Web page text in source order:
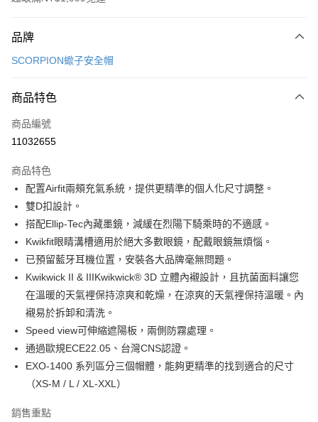
信用卡一次付款
3 期 0 利率 每期
合作金庫商業銀行
上海商業儲蓄銀行
臺灣中小企業銀行
匯豐（台灣）商業銀行
華泰商業銀行
聯邦商業銀行
元大商業銀行
永豐商業銀行
玉山商業銀行
星展（台灣）商業銀行
台灣樂天信用卡公司
超商取貨付款
LINE Pay
Apple Pay
街口支付
悠遊付
Google Pay
全盈+PAY
大哥付你分期
【大哥付你分期使用說明】
1.本服務由台灣大哥大提供，台灣大哥大用戶可立即使用無須另外申請。
2.付款方式選擇「大哥付你分期」，訂單成立後會自動跳轉到大哥付的交易
流程，驗證手機門號後，選擇欲分期的期數、繳款截止日，確認付款後即完
成交易。
4.訂單成立30分鐘內，如未前往確認交易或遇審核未通過，訂單將自動取
AFTEE先享後付
相關說明
【關於「AFTEE先享後付」】
便利好安心！
品牌
SCORPION蠍子安全帽
商品特色
商品編號
11032655
商品特色
配置Airfit兩頰充氣系統，提供更精準的個人化尺寸調整。
雙D扣設計。
搭配Ellip-Tec內藏墨鏡，減緩在烈陽下騎乘時的不適感。
Kwikfit眼睛溝槽適用於絕大多數眼鏡，配戴眼鏡無煩惱。
已預留藍牙耳機位置，安裝各大品牌毫無問題。
Kwikwick II & IIIKwikwick® 3D 立體內襯設計，且抗菌面料讓您
在溫暖的天氣裡保持涼爽和乾燥，在涼爽的天氣裡保持溫暖。內
襯易於拆卸和清洗。
Speed view可伸縮遮陽板，兩側防霧處理。
通過歐規ECE22.05、台灣CNS認證。
EXO-1400 系列區分三個帽體，能夠更精準的找到適合的尺寸
（XS-M / L / XL-XXL）
銷售重點